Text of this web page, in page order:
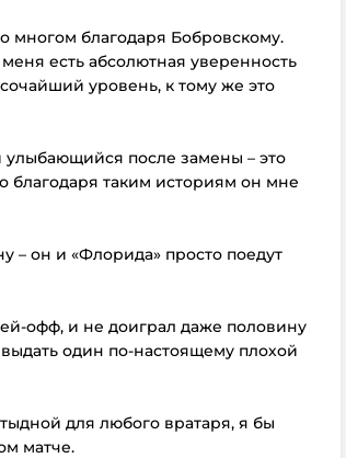
многом благодаря Бобровскому.
есть абсолютная уверенность
уровень, к тому же это
после замены – это
таким историям он мне
– он и «Флорида» просто поедут
офф, и не доиграл даже половину
выдать один по-настоящему плохой
для любого вратаря, я бы
матче.